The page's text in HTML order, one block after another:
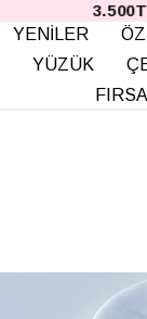
3.500TL
YENİLER
YÜZÜK